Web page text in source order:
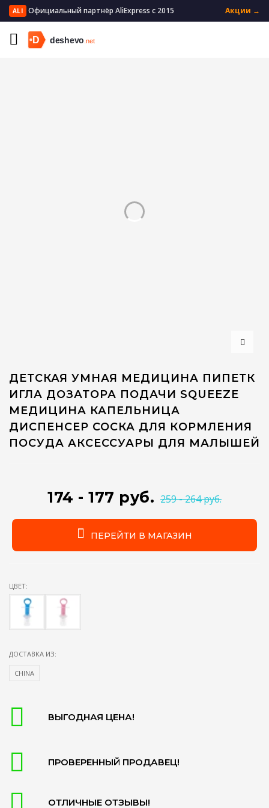
ALI Официальный партнёр AliExpress с 2015 Акции →
Главная Мать и ребенок
Принадлежности
ДЕТСКАЯ УМНАЯ МЕДИЦИНА ПИПЕТК
ИГЛА ДОЗАТОРА ПОДАЧИ SQUEEZE
МЕДИЦИНА КАПЕЛЬНИЦА
ДИСПЕНСЕР СОСКА ДЛЯ КОРМЛЕНИЯ
ПОСУДА АКСЕССУАРЫ ДЛЯ МАЛЫШЕЙ
174 - 177 руб. 259 - 264 руб.
ПЕРЕЙТИ В МАГАЗИН
ЦВЕТ:
ДОСТАВКА ИЗ:
CHINA
ВЫГОДНАЯ ЦЕНА!
ПРОВЕРЕННЫЙ ПРОДАВЕЦ!
ОТЛИЧНЫЕ ОТЗЫВЫ!